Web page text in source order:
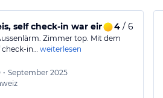
gute Lage und Preis, self check-in war ein flop.
4/ 6
Zimmer top. Mit dem
check-in… weiterlesen
• September 2025